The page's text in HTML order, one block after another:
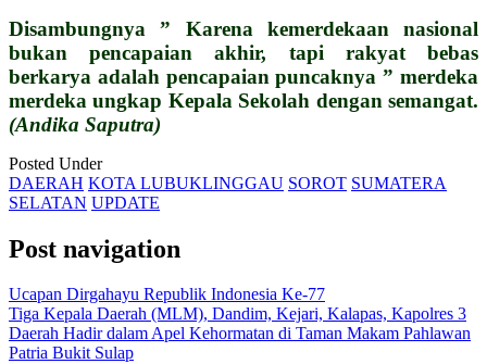
Disambungnya ” Karena kemerdekaan nasional
bukan pencapaian akhir, tapi rakyat bebas
berkarya adalah pencapaian puncaknya ” merdeka
merdeka ungkap Kepala Sekolah dengan semangat.
(Andika Saputra)
Posted Under
DAERAH KOTA LUBUKLINGGAU SOROT SUMATERA
SELATAN UPDATE
Post navigation
Ucapan Dirgahayu Republik Indonesia Ke-77
Tiga Kepala Daerah (MLM), Dandim, Kejari, Kalapas, Kapolres 3
Daerah Hadir dalam Apel Kehormatan di Taman Makam Pahlawan
Patria Bukit Sulap